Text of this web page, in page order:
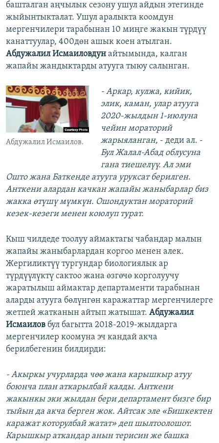
башталган аңчылык сезону ушул айдын этегинде
жыйынтыкталат. Ушул аралыкта коомдун
мергенчилери тарабынан 10 миңге жакын түрдүү
канаттуулар, 400дөн ашык коен атылган.
Абдужалил Исмаиловдун айтымында, калган
жапайы жандыктарды атууга тыюу салынган.
Абдужалил Исмаилов.
- Аркар, кулжа, кийик,
элик, каман, улар атууга
2020-жылдын 1-июлуна
чейин мораторий
жарыяланган, - деди ал. -
Бул Жалал-Абад облусуна
гана тиешелүү. Ал эми
Ошто жана Баткенде атууга уруксат берилген.
Анткени алардан качкан жапайы жаныбарлар биз
жакка өтүшү мүмкүн. Ошондуктан мораторий
кезек-кезеги менен коюлуп турат.
Кыш чилдеде тоолуу аймактагы чабандар малын
жапайы жаныбарлардан коргоо менен алек.
Жергиликтүү тургундар биологиялык ар
түрдүүлүктү сактоо жана өзгөчө корголуучу
жаратылыш аймактар департаменти тарабынан
аларды атууга бөлүнгөн каражаттар мергенчилерге
жетпей жатканын айтып жатышат. Абдужалил
Исмаилов бул багытта 2018-2019-жылдарга
мергенчилер коомуна эч кандай акча
берилбегенин билдирди:
- Акыркы учурларда чөө жана карышкыр атуу
боюнча план аткарылбай калды. Анткени
жакынкы эки жылдан бери департамент бизге бир
тыйын да акча берген жок. Айтсак эле «Бишкектен
каражат которулбай жатат» деп шылтоолошот.
Карышкыр аткандар анын терисин же башка